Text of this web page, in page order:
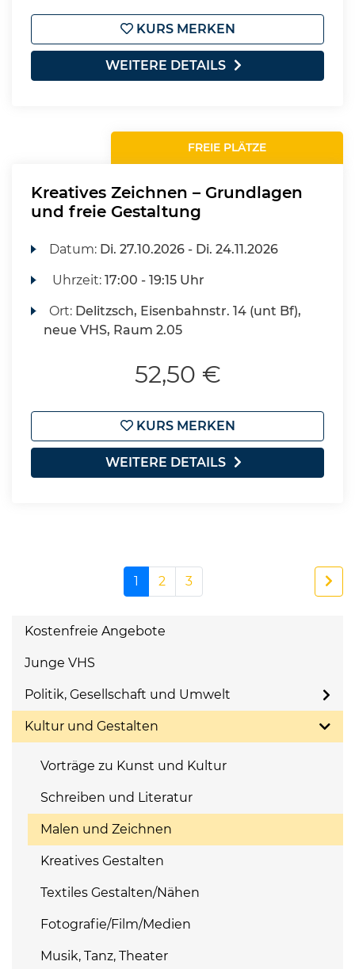
KURS MERKEN
WEITERE DETAILS
FREIE PLÄTZE
Kreatives Zeichnen – Grundlagen
und freie Gestaltung
Datum: Di. 27.10.2026 - Di. 24.11.2026
Uhrzeit:17:00 - 19:15 Uhr
Ort: Delitzsch, Eisenbahnstr. 14 (unt Bf),
neue VHS, Raum 2.05
52,50 €
KURS MERKEN
WEITERE DETAILS
1 2 3
Kostenfreie Angebote
Junge VHS
Politik, Gesellschaft und Umwelt
Kultur und Gestalten
Vorträge zu Kunst und Kultur
Schreiben und Literatur
Malen und Zeichnen
Kreatives Gestalten
Textiles Gestalten/Nähen
Fotografie/Film/Medien
Musik, Tanz, Theater